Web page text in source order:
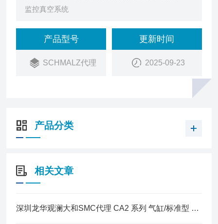
监控真空系统
产品型号
SCHMALZ代理
更新时间
2025-09-23
产品分类
相关文章
深圳龙华观澜大和SMC代理 CA2 系列 气缸/标准型 单杆双作用